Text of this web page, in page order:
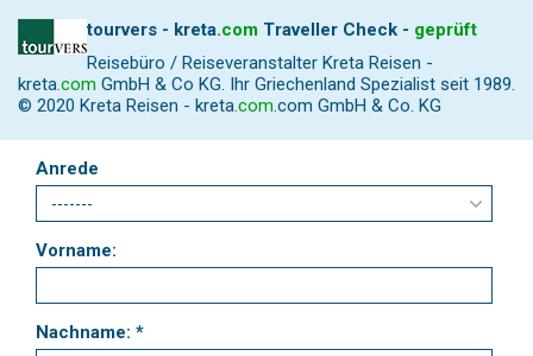
tourvers - kreta.com Traveller Check - geprüft
Reisebüro / Reiseveranstalter Kreta Reisen -
kreta.com GmbH & Co KG. Ihr Griechenland Spezialist seit 1989.
© 2020 Kreta Reisen - kreta.com.com GmbH & Co. KG
Anrede
Vorname:
Nachname: *